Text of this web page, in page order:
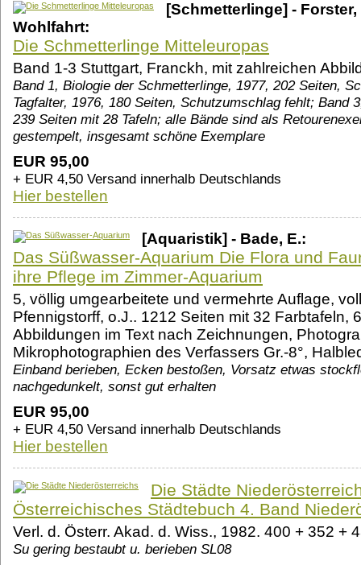
[Schmetterlinge] -
Wohlfahrt:
Die Schmetterlinge Mitteleuropas
Band 1-3 Stuttgart, Franckh, mit zahlreichen
Band 1, Biologie der Schmetterlinge, 1977, 202 Seiten,
Tagfalter, 1976, 180 Seiten, Schutzumschlag fehlt; Band
239 Seiten mit 28 Tafeln; alle Bände sind als
gestempelt, insgesamt schöne Exemplare
EUR 95,00
+ EUR 4,50 Versand innerhalb Deutschlands
Hier bestellen
[Aquaristik] - Bade, E.:
Das Süßwasser-Aquarium Die Flora und
ihre Pflege im Zimmer-Aquarium
5, völlig umgearbeitete und vermehrte Auflage,
Pfennigstorff, o.J.. 1212 Seiten mit 32 Farbtafeln,
Abbildungen im Text nach Zeichnungen,
Mikrophotographien des Verfassers Gr.-8°,
Einband berieben, Ecken bestoßen, Vorsatz etwas
nachgedunkelt, sonst gut erhalten
EUR 95,00
+ EUR 4,50 Versand innerhalb Deutschlands
Hier bestellen
Die Städte
Österreichisches Städtebuch 4. Band
Verl. d. Österr. Akad. d. Wiss., 1982. 400 + 352 +
Su gering bestaubt u. berieben SL08